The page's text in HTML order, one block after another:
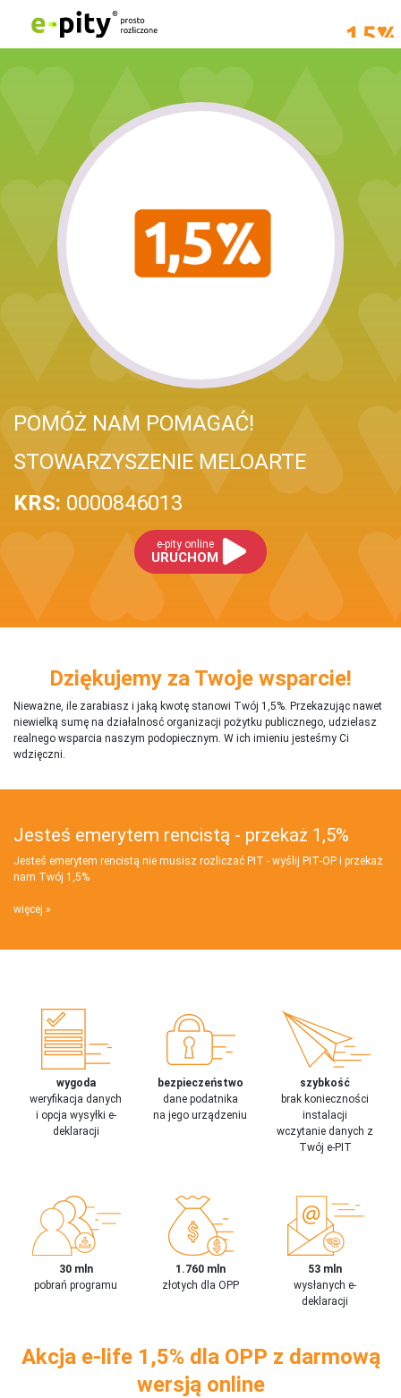
POMÓŻ NAM POMAGAĆ!
STOWARZYSZENIE MELOARTE
KRS: 0000846013
e-pity online
URUCHOM
Dziękujemy za Twoje wsparcie!
Nieważne, ile zarabiasz i jaką kwotę stanowi Twój 1,5%. Przekazując nawet
niewielką sumę na działalnosć organizacji pożytku publicznego, udzielasz
realnego wsparcia naszym podopiecznym. W ich imieniu jesteśmy Ci
wdzięczni.
Jesteś emerytem rencistą - przekaż 1,5%
Jesteś emerytem rencistą nie musisz rozliczać PIT - wyślij PIT‑OP i przekaż
nam Twój 1,5%
więcej
wygoda
weryfikacja danych
i opcja wysyłki e-
deklaracji
bezpieczeństwo
dane podatnika
na jego urządzeniu
szybkość
brak konieczności
instalacji
wczytanie danych z
Twój e-PIT
30 mln
pobrań programu
1.760 mln
złotych dla OPP
53 mln
wysłanych e-
deklaracji
Akcja e-life 1,5% dla OPP z darmową
wersją online